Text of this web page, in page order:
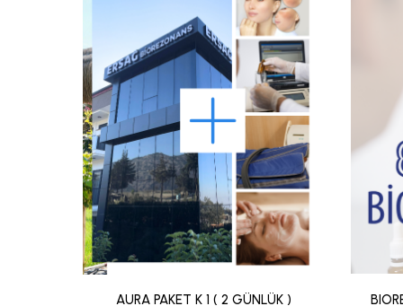
AURA PAKET K 1 ( 2 GÜNLÜK )